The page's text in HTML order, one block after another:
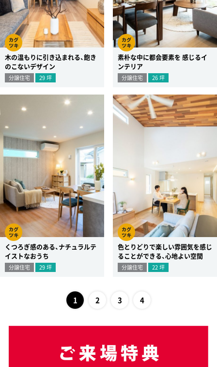
木の温もりに引き込まれる、飽き
のこないデザイン
分譲住宅 29坪
素朴な中に都会要素を 感じるイ
ンテリア
分譲住宅 26坪
くつろぎ感のある、ナチュラルテ
イストなおうち
分譲住宅 29坪
色とりどりで楽しい雰囲気を感じ
ることができる、心地よい空間
分譲住宅 22坪
1 2 3 4